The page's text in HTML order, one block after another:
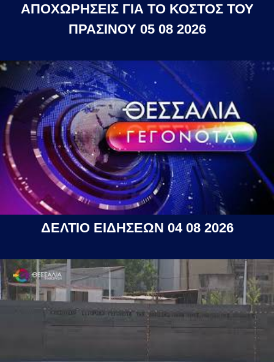
ΑΠΟΧΩΡΗΣΕΙΣ ΓΙΑ ΤΟ ΚΟΣΤΟΣ ΤΟΥ
ΠΡΑΣΙΝΟΥ 05 08 2026
ΔΕΛΤΙΟ ΕΙΔΗΣΕΩΝ 04 08 2026